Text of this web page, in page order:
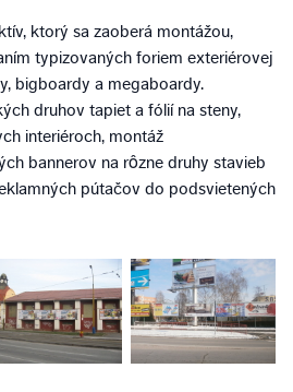
ktorý sa zaoberá montážou,
typizovaných foriem exteriérovej
bigboardy a megaboardy.
druhov tapiet a fólií na steny,
interiéroch, montáž
bannerov na rôzne druhy stavieb
pútačov do podsvietených